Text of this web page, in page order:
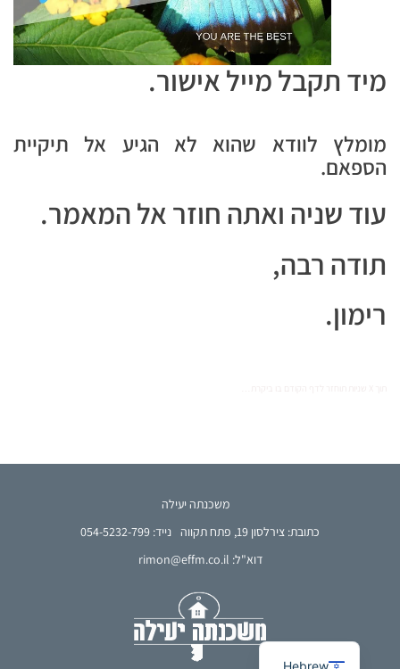
מיד תקבל מייל אישור.
מומלץ לוודא שהוא לא הגיע אל תיקיית
הספאם.
עוד שניה ואתה חוזר אל המאמר.
תודה רבה,
רימון.
משכנתה יעילה
כתובת: צירלסון 19, פתח תקווה
נייד: 054-5232-799
דוא"ל: rimon@effm.co.il
Hebrew